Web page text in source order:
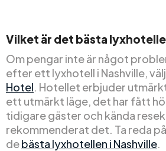
Vilket är det bästa
Om pengar inte är något
efter ett lyxhotell i Nashville,
Hotel. Hotellet erbjuder
ett utmärkt läge, det har fått
tidigare gäster och kända
rekommenderat det. Ta reda
debästa lyxhotellen i Nashville.